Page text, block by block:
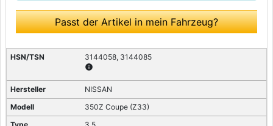
Passt der Artikel in mein Fahrzeug?
3144058, 3144085
info
NISSAN
350Z Coupe (Z33)